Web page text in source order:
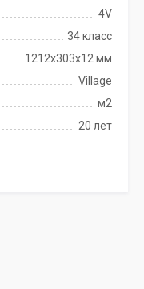
4V
34 класс
1212x303x12 мм
Village
м2
20 лет